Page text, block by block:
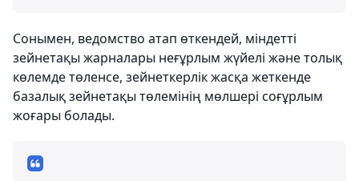
Сонымен, ведомство атап өткендей, міндетті
зейнетақы жарналары неғұрлым жүйелі және толық
көлемде төленсе, зейнеткерлік жасқа жеткенде
базалық зейнетақы төлемінің мөлшері соғұрлым
жоғары болады.